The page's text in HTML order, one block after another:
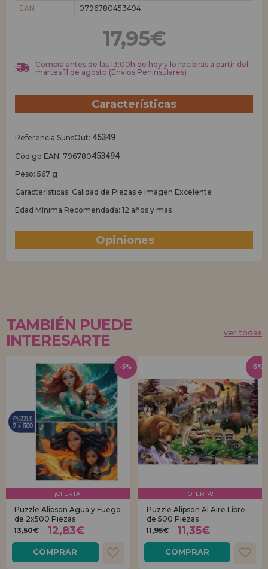
EAN
0796780453494
17,95€
Compra antes de las 13:00h de hoy y lo recibirás a partir del
martes 11 de agosto (Envíos Peninsulares)
Características
Referencia SunsOut: 45349
Código EAN: 796780453494
Peso: 567 g
Características: Calidad de Piezas e Imagen Excelente
Edad Mínima Recomendada: 12 años y mas
Opiniones
TAMBIÉN PUEDE
INTERESARTE
ver todas
¡OFERTA!
Puzzle Alipson Agua y Fuego
de 2x500 Piezas
13,50€
12,83€
COMPRAR
-5%
¡OFERTA!
Puzzle Alipson Al Aire Libre
de 500 Piezas
11,95€
11,35€
COMPRAR
-5%